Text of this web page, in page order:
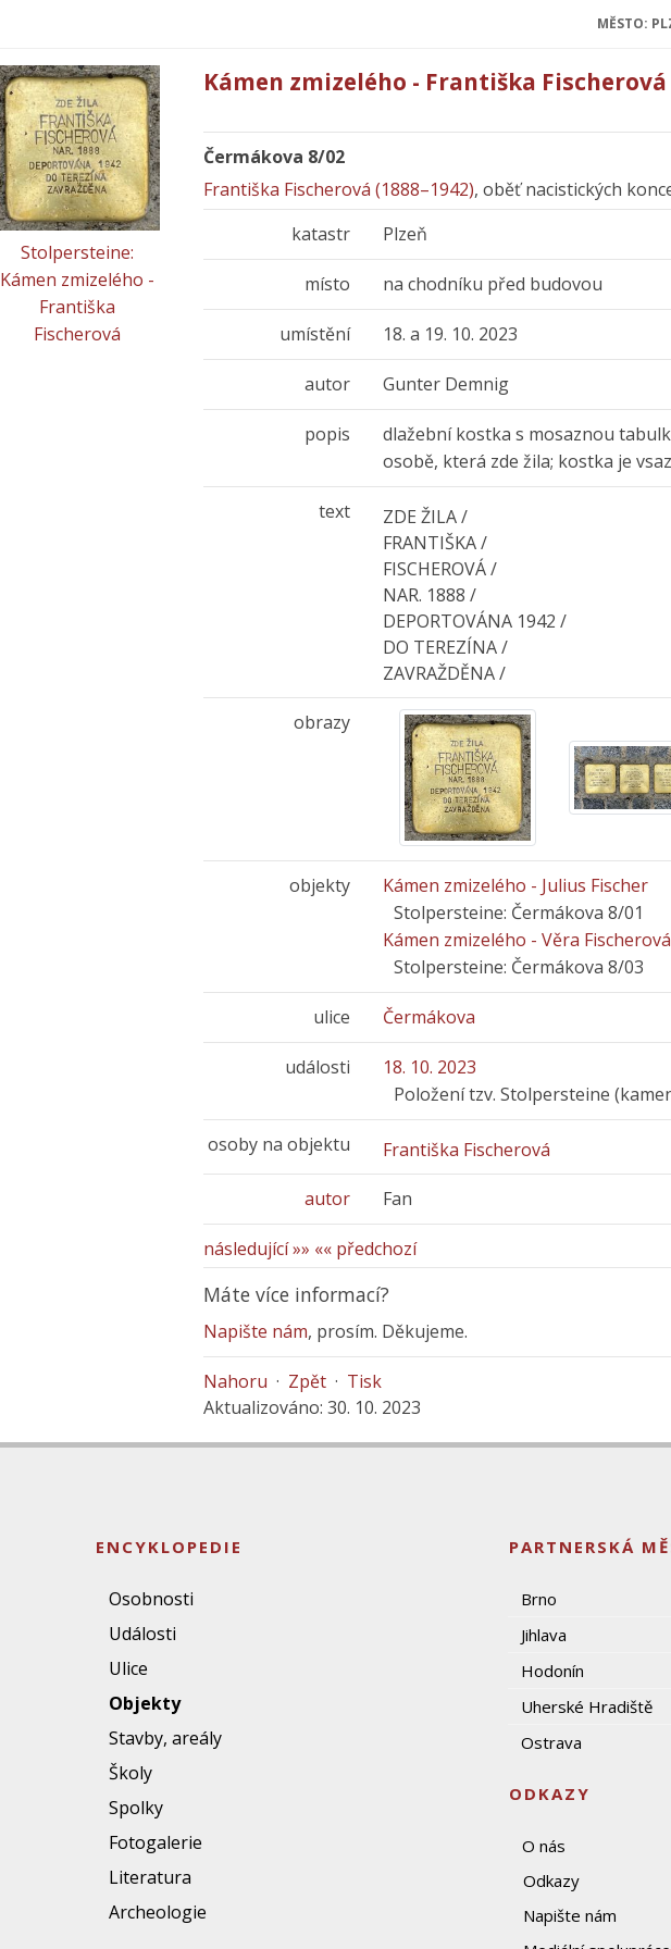
MĚSTO:
Stolpersteine:
Kámen zmizelého -
Františka
Fischerová
Kámen zmizelého - Františka Fischerová
Čermákova 8/02
Františka Fischerová (1888–1942), oběť nacistických
katastr
Plzeň
místo na chodníku před budovou
umístění 18. a 19. 10. 2023
autor Gunter Demnig
popis
dlažební kostka s mosaznou
osobě, která zde žila; kostka je
text
ZDE ŽILA /
FRANTIŠKA /
FISCHEROVÁ /
NAR. 1888 /
DEPORTOVÁNA 1942 /
DO TEREZÍNA /
ZAVRAŽDĚNA /
obrazy
objekty
Kámen zmizelého - Julius Fischer
Stolpersteine: Čermákova 8/01
Kámen zmizelého - Věra Fischerová
Stolpersteine: Čermákova 8/03
ulice Čermákova
události
18. 10. 2023
Položení tzv. Stolpersteine
osoby na objektu Františka Fischerová
autor Fan
následující »» «« předchozí
Máte více informací?
Napište nám, prosím. Děkujeme.
Nahoru · Zpět · Tisk
Aktualizováno: 30. 10. 2023
ENCYKLOPEDIE
Osobnosti
Události
Ulice
Objekty
Stavby, areály
Školy
Spolky
Fotogalerie
Literatura
Archeologie
PARTNERSKÁ
Brno
Jihlava
Hodonín
Uherské Hradiště
Ostrava
ODKAZY
O nás
Odkazy
Napište nám